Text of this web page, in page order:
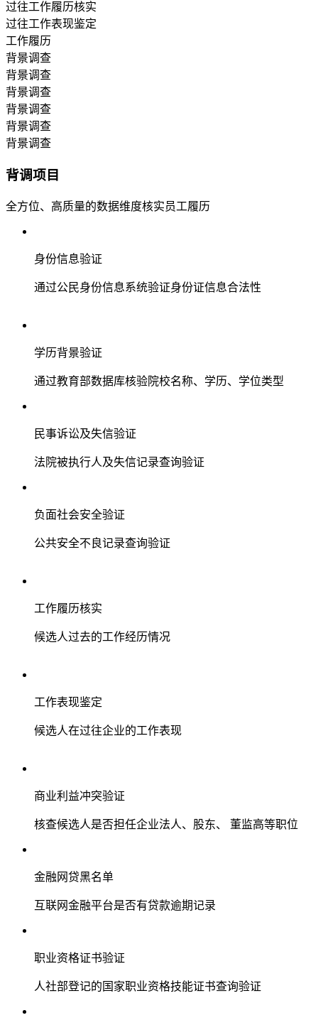
过往工作履历核实
过往工作表现鉴定
工作履历
背景调查
背景调查
背景调查
背景调查
背景调查
背景调查
背调项目
全方位、高质量的数据维度核实员工履历
身份信息验证
通过公民身份信息系统验证身份证信息合法性
学历背景验证
通过教育部数据库核验院校名称、学历、学位类型
民事诉讼及失信验证
法院被执行人及失信记录查询验证
负面社会安全验证
公共安全不良记录查询验证
工作履历核实
候选人过去的工作经历情况
工作表现鉴定
候选人在过往企业的工作表现
商业利益冲突验证
核查候选人是否担任企业法人、股东、 董监高等职位
金融网贷黑名单
互联网金融平台是否有贷款逾期记录
职业资格证书验证
人社部登记的国家职业资格技能证书查询验证